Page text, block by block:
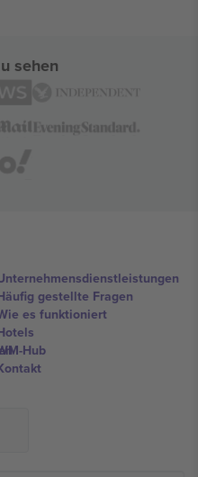
sehen
gestellte Fragen
es funktioniert
Hub